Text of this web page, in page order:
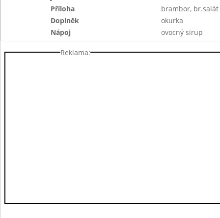
Příloha
brambor, br.salát
Doplněk
okurka
Nápoj
ovocný sirup
Reklama: